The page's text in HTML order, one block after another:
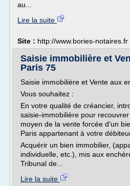
au...
Lire la suite
Site : http://www.bories-notaires.fr
Saisie immobilière et
Paris 75
Saisie immobilière et Vente aux
Vous souhaitez :
En votre qualité de créancier,
saisie-immobilière pour
moyen de la vente forcée d'un
Paris appartenant à votre
Acquérir un bien immobilier,
individuelle, etc.), mis aux
Tribunal de...
Lire la suite